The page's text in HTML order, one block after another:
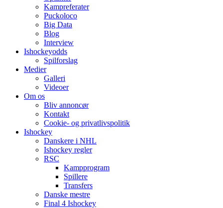
Kampreferater
Puckoloco
Big Data
Blog
Interview
Ishockeyodds
Spilforslag
Medier
Galleri
Videoer
Om os
Bliv annoncør
Kontakt
Cookie- og privatlivspolitik
Ishockey
Danskere i NHL
Ishockey regler
RSC
Kampprogram
Spillere
Transfers
Danske mestre
Final 4 Ishockey